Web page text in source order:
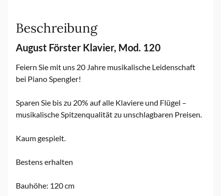
Beschreibung
August Förster Klavier, Mod. 120
Feiern Sie mit uns 20 Jahre musikalische Leidenschaft
bei Piano Spengler!
Sparen Sie bis zu 20% auf alle Klaviere und Flügel –
musikalische Spitzenqualität zu unschlagbaren Preisen.
Kaum gespielt.
Bestens erhalten
Bauhöhe: 120 cm